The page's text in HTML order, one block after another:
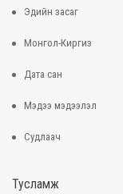
Эдийн засаг
Монгол-Киргиз
Дата сан
Мэдээ мэдээлэл
Судлаач
Тусламж